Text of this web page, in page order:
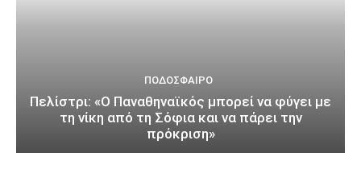
ΠΟΔΌΣΦΑΙΡΟ
Πελίστρι: «Ο Παναθηναϊκός μπορεί να φύγει με
τη νίκη από τη Σόφια και να πάρει την
πρόκριση»